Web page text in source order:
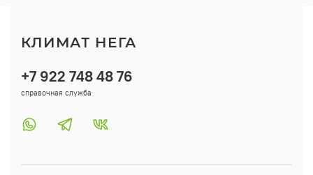
+7 922 748 48 76
справочная служба
КЛИМАТ НЕГА